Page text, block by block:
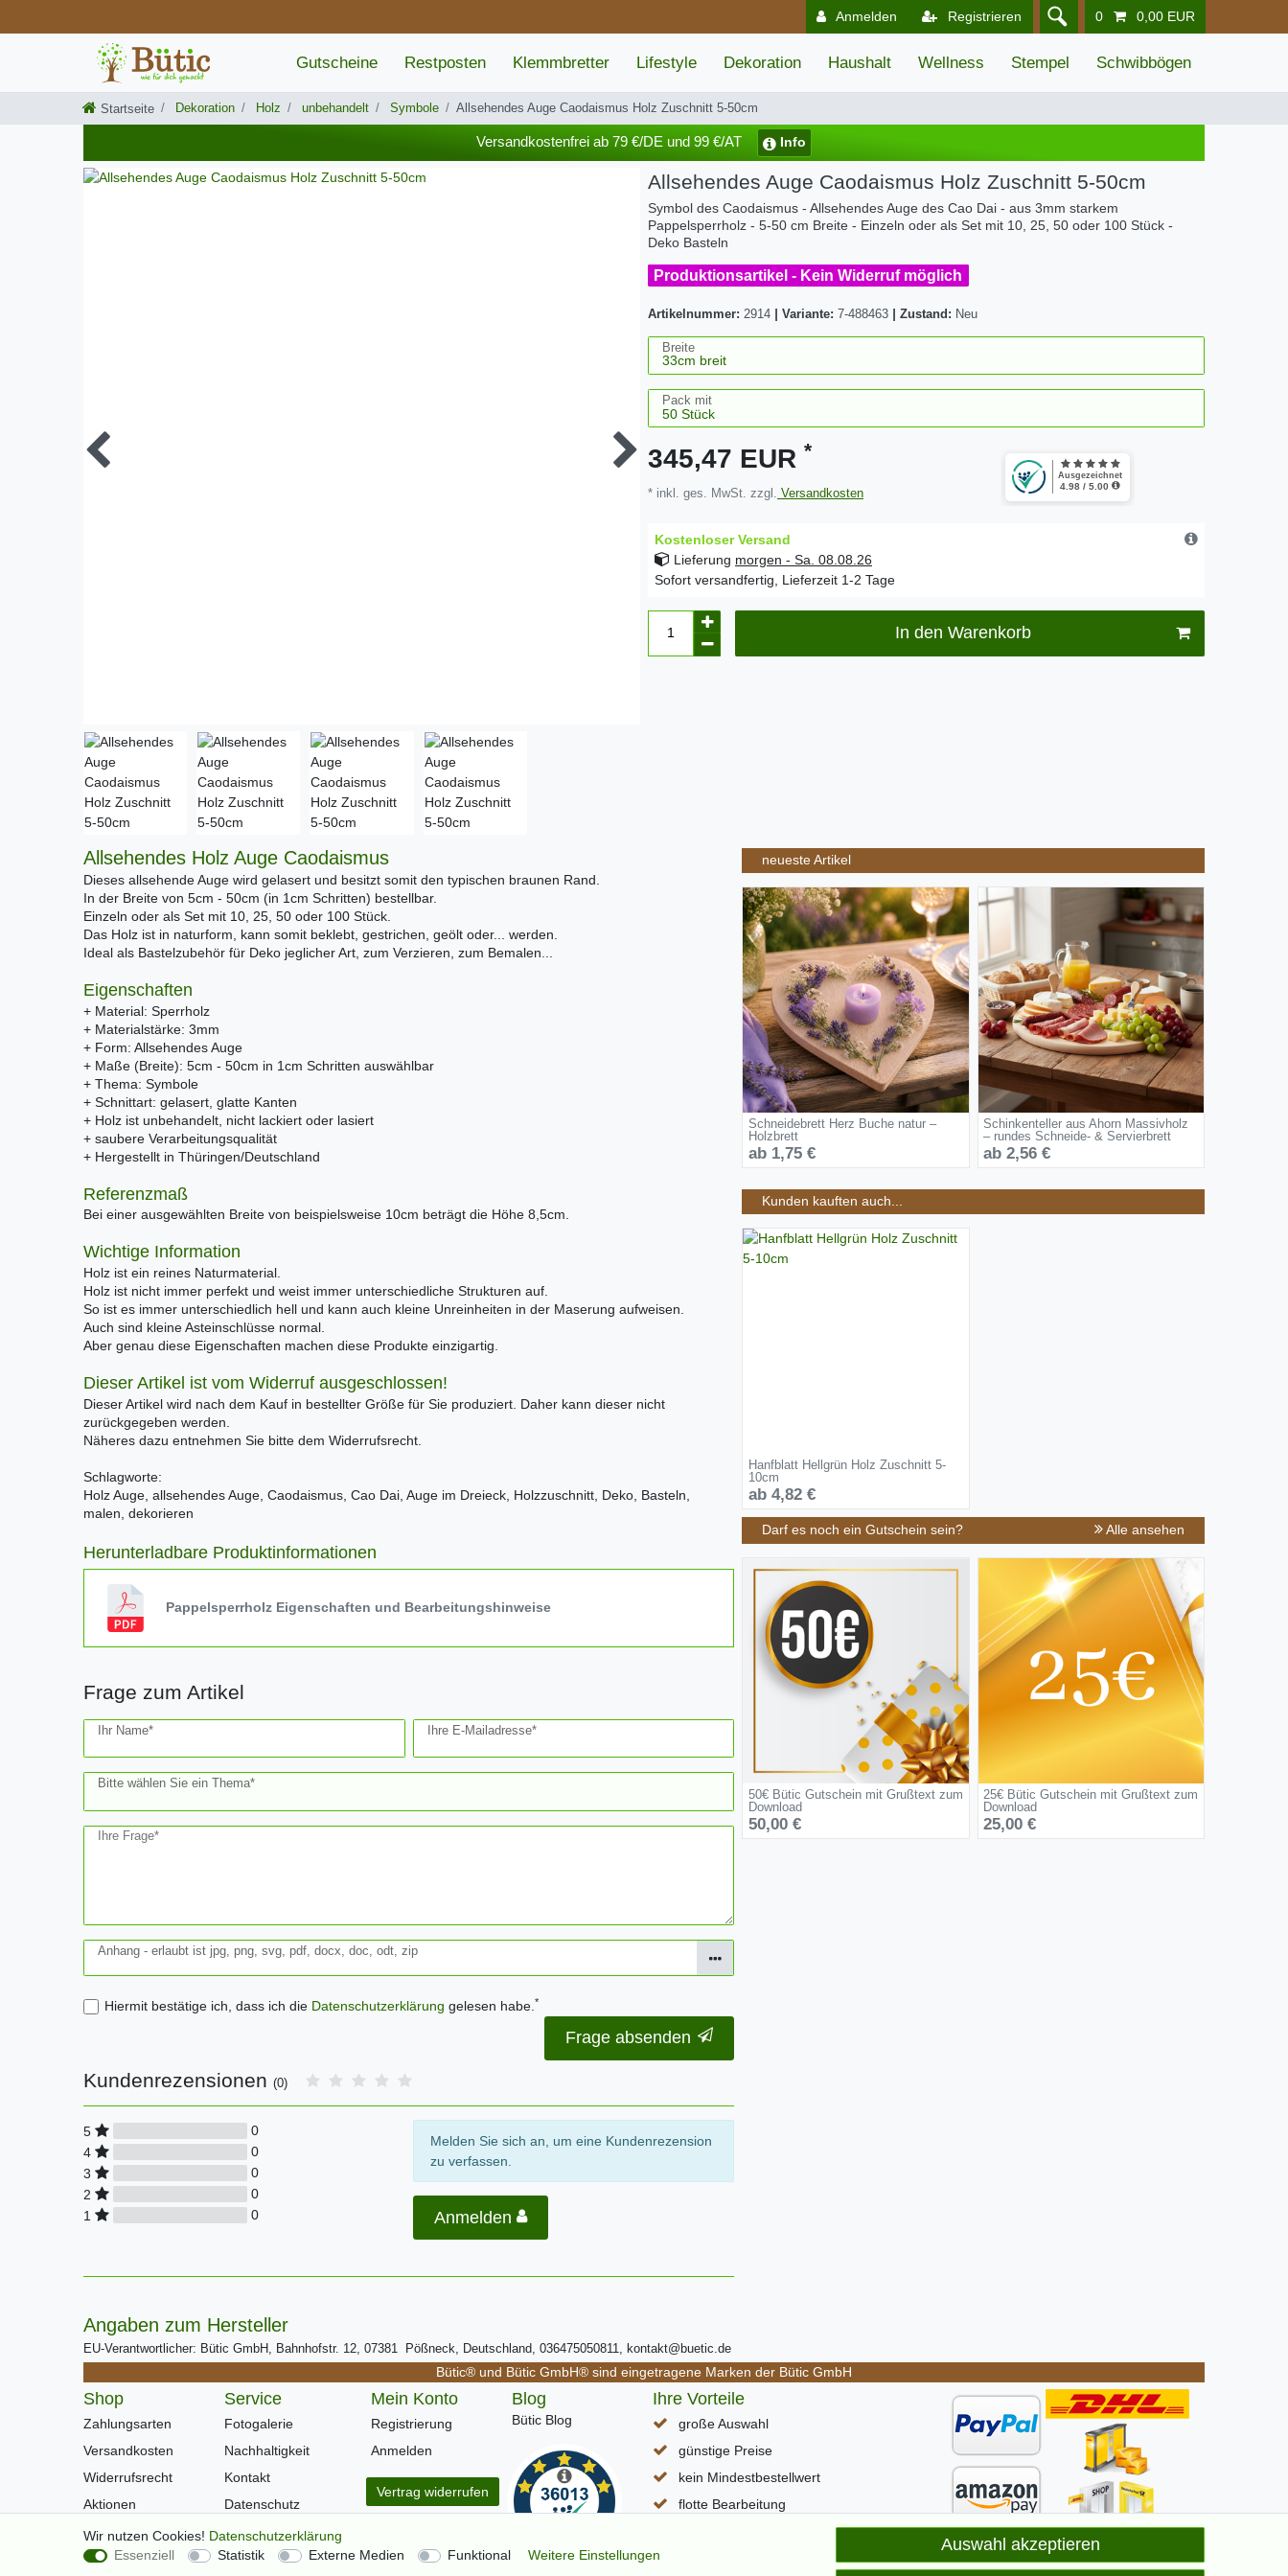
Anmelden Registrieren 0 0,00 EUR
Gutscheine Restposten Klemmbretter Lifestyle Dekoration Haushalt Wellness Stempel Schwibbögen
Startseite Dekoration Holz unbehandelt Symbole Allsehendes Auge Caodaismus Holz Zuschnitt 5-50cm
Versandkostenfrei ab 79 €/DE und 99 €/AT Info
Allsehendes Auge Caodaismus Holz Zuschnitt 5-50cm
Symbol des Caodaismus - Allsehendes Auge des Cao Dai - aus 3mm starkem
Pappelsperrholz - 5-50 cm Breite - Einzeln oder als Set mit 10, 25, 50 oder 100 Stück -
Deko Basteln
Produktionsartikel - Kein Widerruf möglich
Artikelnummer: 2914 Variante: 7-488463 Zustand: Neu
Breite
Pack mit
345,47 EUR *
* inkl. ges. MwSt. zzgl. Versandkosten
Kostenloser Versand
Lieferung morgen - Sa. 08.08.26
Sofort versandfertig, Lieferzeit 1-2 Tage
In den Warenkorb
Allsehendes Holz Auge Caodaismus
Dieses allsehende Auge wird gelasert und besitzt somit den typischen braunen Rand.
In der Breite von 5cm - 50cm (in 1cm Schritten) bestellbar.
Einzeln oder als Set mit 10, 25, 50 oder 100 Stück.
Das Holz ist in naturform, kann somit beklebt, gestrichen, geölt oder... werden.
Ideal als Bastelzubehör für Deko jeglicher Art, zum Verzieren, zum Bemalen...
Eigenschaften
+ Material: Sperrholz
+ Materialstärke: 3mm
+ Form: Allsehendes Auge
+ Maße (Breite): 5cm - 50cm in 1cm Schritten auswählbar
+ Thema: Symbole
+ Schnittart: gelasert, glatte Kanten
+ Holz ist unbehandelt, nicht lackiert oder lasiert
+ saubere Verarbeitungsqualität
+ Hergestellt in Thüringen/Deutschland
Referenzmaß
Bei einer ausgewählten Breite von beispielsweise 10cm beträgt die Höhe 8,5cm.
Wichtige Information
Holz ist ein reines Naturmaterial.
Holz ist nicht immer perfekt und weist immer unterschiedliche Strukturen auf.
So ist es immer unterschiedlich hell und kann auch kleine Unreinheiten in der Maserung aufweisen.
Auch sind kleine Asteinschlüsse normal.
Aber genau diese Eigenschaften machen diese Produkte einzigartig.
Dieser Artikel ist vom Widerruf ausgeschlossen!
Dieser Artikel wird nach dem Kauf in bestellter Größe für Sie produziert. Daher kann dieser nicht
zurückgegeben werden.
Näheres dazu entnehmen Sie bitte dem Widerrufsrecht.
Schlagworte:
Holz Auge, allsehendes Auge, Caodaismus, Cao Dai, Auge im Dreieck, Holzzuschnitt, Deko, Basteln,
malen, dekorieren
Herunterladbare Produktinformationen
Pappelsperrholz Eigenschaften und Bearbeitungshinweise
Frage zum Artikel
Ihr Name* Ihre E-Mailadresse*
Bitte wählen Sie ein Thema*
Ihre Frage*
Anhang - erlaubt ist jpg, png, svg, pdf, docx, doc, odt, zip
Hiermit bestätige ich, dass ich die Daten­schutz­erklärung gelesen habe. *
Ceres::Template.mailFormHoneypotLabel
Frage absenden
Kundenrezensionen (0)
5
0
4
0
3
0
2
0
1
0
Melden Sie sich an, um eine Kundenrezension
zu verfassen.
Anmelden
Angaben zum Hersteller
EU-Verantwortlicher: Bütic GmbH, Bahnhofstr. 12, 07381 Pößneck, Deutschland, 036475050811, kontakt@buetic.de
neueste Artikel
Schneidebrett Herz Buche natur –
Holzbrett
ab 1,75 €
Schinkenteller aus Ahorn Massivholz
– rundes Schneide- & Servierbrett
ab 2,56 €
Kunden kauften auch...
Hanfblatt Hellgrün Holz Zuschnitt 5-
10cm
ab 4,82 €
Darf es noch ein Gutschein sein? Alle ansehen
50€ Bütic Gutschein mit Grußtext zum
Download
50,00 €
25€ Bütic Gutschein mit Grußtext zum
Download
25,00 €
Bütic® und Bütic GmbH® sind eingetragene Marken der Bütic GmbH
Shop
Zahlungsarten
Versandkosten
Widerrufsrecht
Aktionen
Warenkorb
Kasse
Service
Fotogalerie
Nachhaltigkeit
Kontakt
Datenschutz
AGB
Impressum
Mein Konto
Registrierung
Anmelden
Vertrag widerrufen
Blog
Bütic Blog
Ihre Vorteile
große Auswahl
günstige Preise
kein Mindestbestellwert
flotte Bearbeitung
schneller DHL Paketversand
Lieferzeit (D) ca. 1-3 Werktage
Wir nutzen Cookies! Daten­schutz­erklärung
Essenziell
Statistik Externe Medien Funktional Weitere Einstellungen
Auswahl akzeptieren